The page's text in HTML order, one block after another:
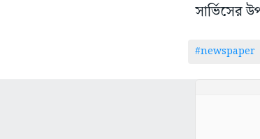
সার্ভিসের
#newspaper